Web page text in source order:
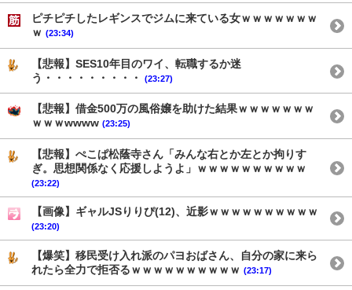
ピチピチしたレギンスでジムに来ている女ｗｗｗｗｗｗｗ
ｗ (23:34)
【悲報】SES10年目のワイ、転職するか迷
う・・・・・・・・・
(23:27)
【悲報】借金500万の風俗嬢を助けた結果ｗｗｗｗｗｗｗ
ｗｗｗwwww (23:25)
【悲報】ぺこぱ松蔭寺さん「みんな右とか左とか拘りす
ぎ。思想関係なく応援しようよ」ｗｗｗｗｗｗｗｗｗｗ
(23:22)
【画像】ギャルJSりりぴ(12)、近影ｗｗｗｗｗｗｗｗｗｗ
(23:20)
【爆笑】移民受け入れ派のパヨおばさん、自分の家に来ら
れたら全力で拒否るｗｗｗｗｗｗｗｗｗｗ (23:17)